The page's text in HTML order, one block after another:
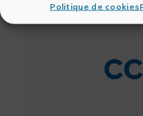
Politique de cookies